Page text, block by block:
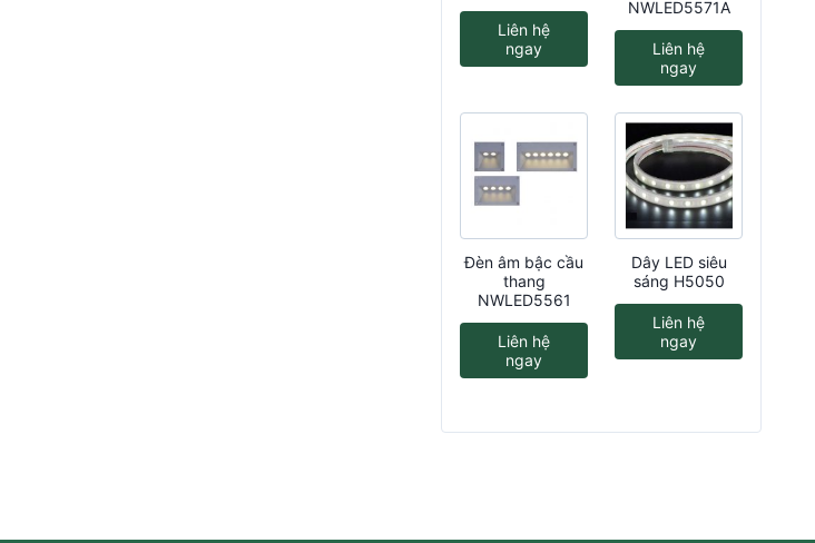
Liên hệ
ngay
NWLED5571A
Liên hệ
ngay
Đèn âm bậc cầu
thang
NWLED5561
Liên hệ
ngay
Dây LED siêu
sáng H5050
Liên hệ
ngay